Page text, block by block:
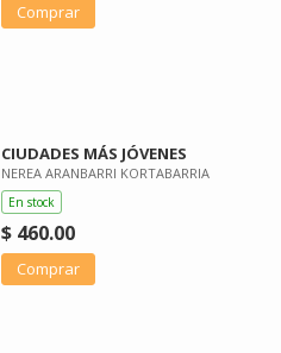
Comprar
CIUDADES MÁS JÓVENES
NEREA ARANBARRI KORTABARRIA
En stock
$ 460.00
Comprar